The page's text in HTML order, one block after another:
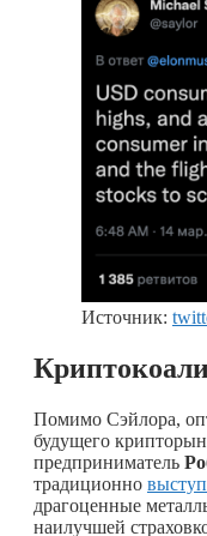
Источник:
Помимо Сэйлора,
будущего
предприниматель
традиционно
драгоценные
наилучшей